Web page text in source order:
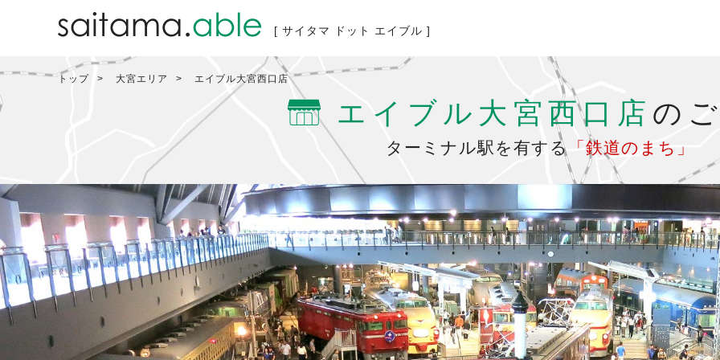
[ サイタマ ドット エイブル ]
トップ 大宮エリア エイブル大宮西口店
エイブル大宮西口店 の
ターミナル駅を有する 「鉄道のまち」